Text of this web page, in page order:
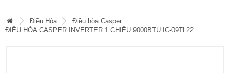
Điều Hòa
Điều hòa Casper
ĐIỀU HÒA CASPER INVERTER 1 CHIỀU 9000BTU IC-09TL22